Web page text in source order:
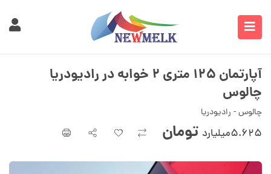
آپارتمان ۱۲۵ متری ۲ خوابه در رادیودریا
چالوس
چالوس - رادیودریا
۵.۶۲۵میلیارد تومان